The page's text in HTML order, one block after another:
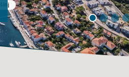
1 2 3